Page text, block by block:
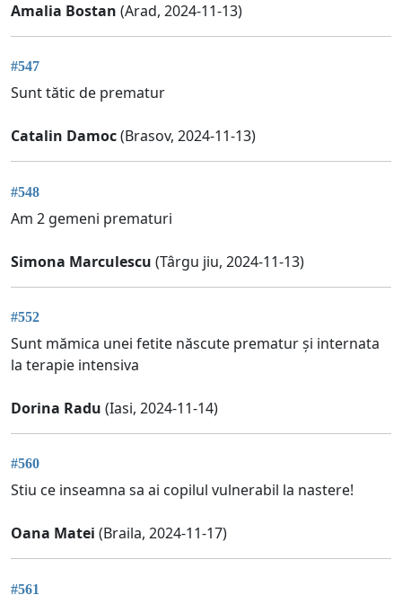
Amalia Bostan (Arad, 2024-11-13)
#547
Sunt tătic de prematur
Catalin Damoc(Brasov, 2024-11-13)
#548
Am 2 gemeni prematuri
Simona Marculescu (Târgu jiu, 2024-11-13)
#552
Sunt mămica unei fetite născute prematur și internata
la terapie intensiva
Dorina Radu (Iasi, 2024-11-14)
#560
Stiu ce inseamna sa ai copilul vulnerabil la nastere!
Oana Matei (Braila, 2024-11-17)
#561